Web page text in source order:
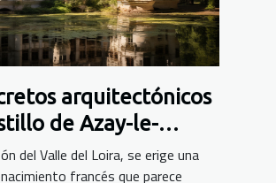
arquitectónicos
de Azay-le-
del Valle del Loira, se erige una
francés que parece